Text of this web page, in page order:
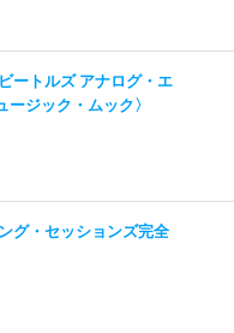
ートルズ アナログ・エ
ジック・ムック〉
グ・セッションズ完全